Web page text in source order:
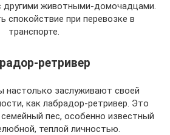
другими животными-домочадцами.
спокойствие при перевозке в
транспорте.
ретривер
настолько заслуживают своей
как лабрадор-ретривер. Это
пес, особенно известный
теплой личностью.